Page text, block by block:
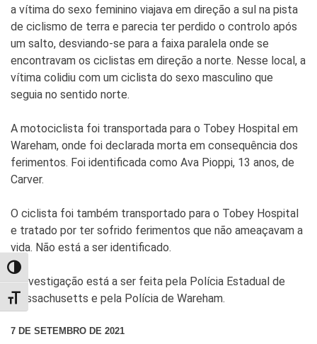
TOGGLE HIGH CONTRAST
TOGGLE FONT SIZE
a vítima do sexo feminino viajava em direção a sul na pista
de ciclismo de terra e parecia ter perdido o controlo após
um salto, desviando-se para a faixa paralela onde se
encontravam os ciclistas em direção a norte. Nesse local, a
vítima colidiu com um ciclista do sexo masculino que
seguia no sentido norte.
A motociclista foi transportada para o Tobey Hospital em
Wareham, onde foi declarada morta em consequência dos
ferimentos. Foi identificada como Ava Pioppi, 13 anos, de
Carver.
O ciclista foi também transportado para o Tobey Hospital
e tratado por ter sofrido ferimentos que não ameaçavam a
vida. Não está a ser identificado.
A investigação está a ser feita pela Polícia Estadual de
Massachusetts e pela Polícia de Wareham.
7 DE SETEMBRO DE 2021